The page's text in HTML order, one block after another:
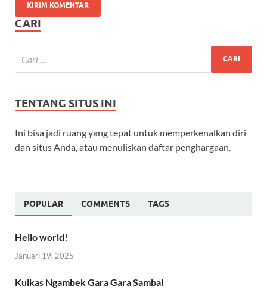
CARI
TENTANG SITUS INI
Ini bisa jadi ruang yang tepat untuk memperkenalkan diri
dan situs Anda, atau menuliskan daftar penghargaan.
POPULAR COMMENTS TAGS
Hello world!
Januari 19, 2025
Kulkas Ngambek Gara Gara Sambal